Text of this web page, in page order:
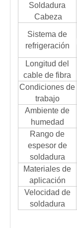
Soldadura
Cabeza
Sistema de
refrigeración
Longitud del
cable de fibra
Condiciones de
trabajo
Ambiente de
humedad
Rango de
espesor de
soldadura
Materiales de
aplicación
Velocidad de
soldadura